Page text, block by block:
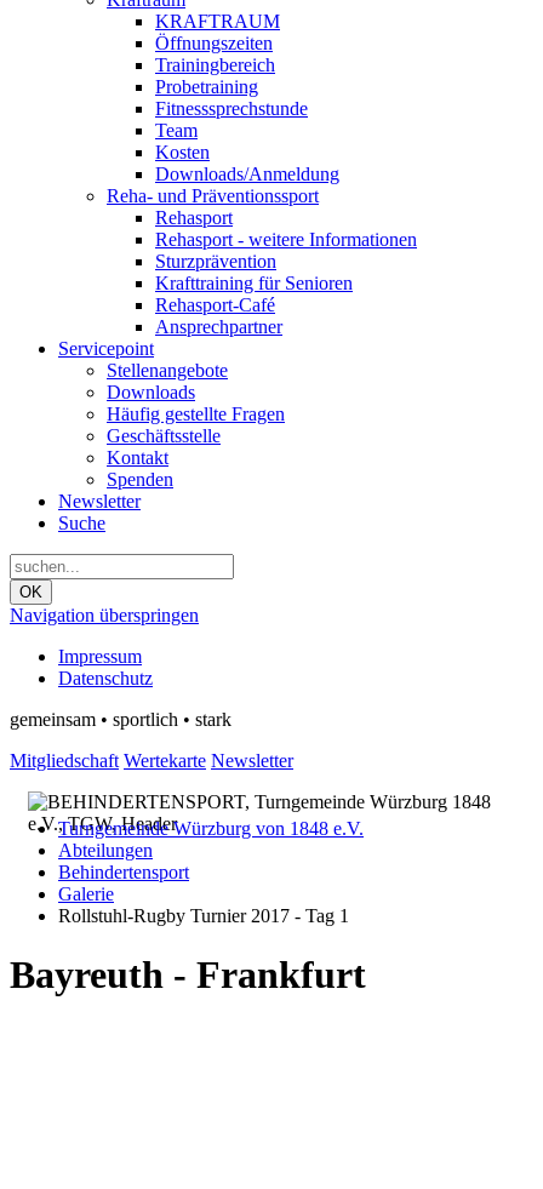
KRAFTRAUM
Öffnungszeiten
Trainingbereich
Probetraining
Fitnesssprechstunde
Team
Kosten
Downloads/Anmeldung
Reha- und Präventionssport
Rehasport
Rehasport - weitere Informationen
Sturzprävention
Krafttraining für Senioren
Rehasport-Café
Ansprechpartner
Servicepoint
Stellenangebote
Downloads
Häufig gestellte Fragen
Geschäftsstelle
Kontakt
Spenden
Newsletter
Suche
OK
Navigation überspringen
Impressum
Datenschutz
gemeinsam • sportlich • stark
Mitgliedschaft Wertekarte Newsletter
Turngemeinde Würzburg von 1848 e.V.
Abteilungen
Behindertensport
Galerie
Rollstuhl-Rugby Turnier 2017 - Tag 1
Bayreuth - Frankfurt